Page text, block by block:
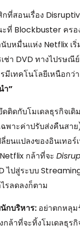
ที่สอนเรื่อง
ที่ Blockbuster ครอ
บหมื่นแห่ง Netflix เ
เช่า DVD ทางไปรษ
มีเทคโนโลยีเหนือกว่
ำ”
ติดกับโมเดลธุรกิจเดิ
พาะค่าปรับส่งคืนสา
นแปลงของอินเทอร์
กล้าที่จะ
ไปสู่ระบบ
รลดลงก็ตาม
กบริหาร: อย่าตกหลุม
ล้าที่จะทิ้งโมเดลธุรกิ